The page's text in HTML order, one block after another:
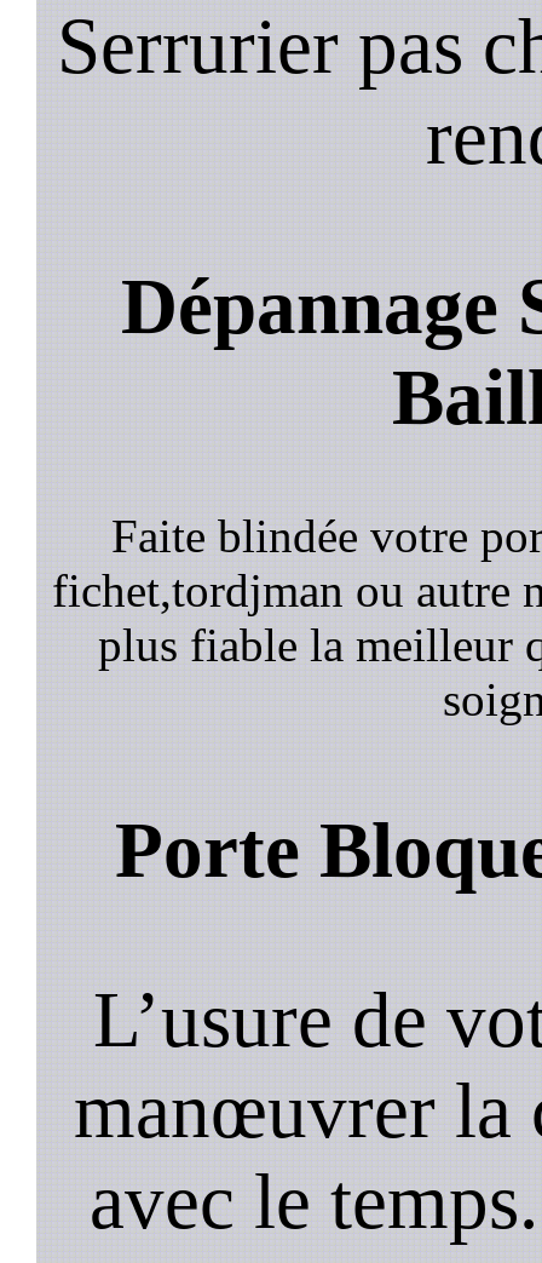
Serrurier pas
Dépannage
Faite blindée votre
fichet,tordjman ou autre
plus fiable la meilleur
Porte
L’usure de
manœuvrer la
avec le